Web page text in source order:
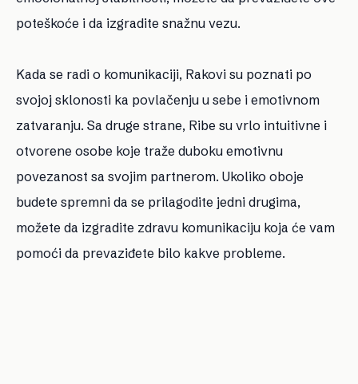
poteškoće i da izgradite snažnu vezu.
Kada se radi o komunikaciji, Rakovi su poznati po
svojoj sklonosti ka povlačenju u sebe i emotivnom
zatvaranju. Sa druge strane, Ribe su vrlo intuitivne i
otvorene osobe koje traže duboku emotivnu
povezanost sa svojim partnerom. Ukoliko oboje
budete spremni da se prilagodite jedni drugima,
možete da izgradite zdravu komunikaciju koja će vam
pomoći da prevaziđete bilo kakve probleme.